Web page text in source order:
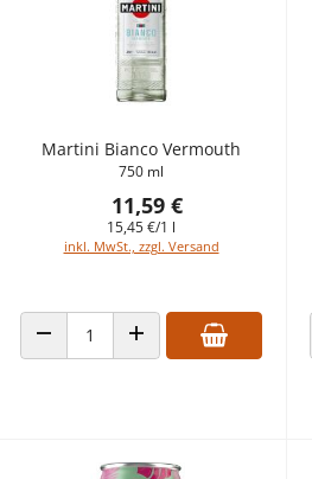
Martini Bianco Vermouth
750 ml
11,59 €
15,45 €/1 l
inkl. MwSt., zzgl. Versand
ANZAHL VERRINGERNANZAHL ERHÖHEN